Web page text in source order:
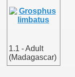
1.1 - Adult
(Madagascar)